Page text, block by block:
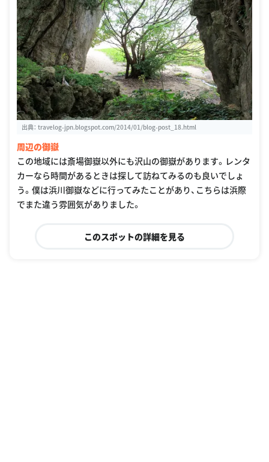
出典： travelog-jpn.blogspot.com/2014/01/blog-post_18.html
周辺の御嶽
この地域には斎場御嶽以外にも沢山の御嶽があります。レンタ
カーなら時間があるときは探して訪ねてみるのも良いでしょ
う。僕は浜川御嶽などに行ってみたことがあり、こちらは浜際
でまた違う雰囲気がありました。
このスポットの詳細を見る